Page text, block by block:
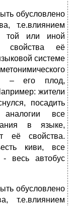
обусловлено
т.е.влиянием
той или иной
свойства её
системе
– его плод,
жители
посадить
все
в языке,
её свойства.
киви, все
весь автобус
обусловлено
т.е.влиянием